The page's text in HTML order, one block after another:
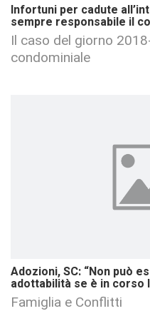
Infortuni per cadute
sempre responsabile il
Il caso del giorno
condominiale
Adozioni, SC: “Non può
adottabilità se è in corso
Famiglia e Conflitti